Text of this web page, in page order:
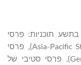
בתשע תוכניות: פרסי
סטיבי של אסיה פסיפיק (Asia-Pacific Stevie Awards), פרסי
סטיבי הגרמניים (German Stevie Awards), פרסי סטיבי של